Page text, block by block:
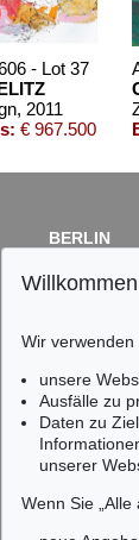
- Lot 37
, 2011
€ 967.500
Auktion 590 - Lot
G. BASELITZ
Sujet point (Remix)
,
Ergebnis:€
BERLIN
Tel.: +49
Keine
Wir
Wir
unsere
Ausfälle zu
Daten zu
unserer
Wenn Sie